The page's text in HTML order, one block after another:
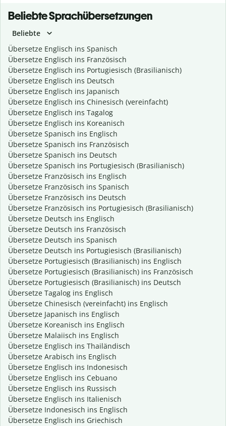
Beliebte Sprachübersetzungen
Beliebte
Übersetze Englisch ins Spanisch
Übersetze Englisch ins Französisch
Übersetze Englisch ins Portugiesisch (Brasilianisch)
Übersetze Englisch ins Deutsch
Übersetze Englisch ins Japanisch
Übersetze Englisch ins Chinesisch (vereinfacht)
Übersetze Englisch ins Tagalog
Übersetze Englisch ins Koreanisch
Übersetze Spanisch ins Englisch
Übersetze Spanisch ins Französisch
Übersetze Spanisch ins Deutsch
Übersetze Spanisch ins Portugiesisch (Brasilianisch)
Übersetze Französisch ins Englisch
Übersetze Französisch ins Spanisch
Übersetze Französisch ins Deutsch
Übersetze Französisch ins Portugiesisch (Brasilianisch)
Übersetze Deutsch ins Englisch
Übersetze Deutsch ins Französisch
Übersetze Deutsch ins Spanisch
Übersetze Deutsch ins Portugiesisch (Brasilianisch)
Übersetze Portugiesisch (Brasilianisch) ins Englisch
Übersetze Portugiesisch (Brasilianisch) ins Französisch
Übersetze Portugiesisch (Brasilianisch) ins Deutsch
Übersetze Tagalog ins Englisch
Übersetze Chinesisch (vereinfacht) ins Englisch
Übersetze Japanisch ins Englisch
Übersetze Koreanisch ins Englisch
Übersetze Malaiisch ins Englisch
Übersetze Englisch ins Thailändisch
Übersetze Arabisch ins Englisch
Übersetze Englisch ins Indonesisch
Übersetze Englisch ins Cebuano
Übersetze Englisch ins Russisch
Übersetze Englisch ins Italienisch
Übersetze Indonesisch ins Englisch
Übersetze Englisch ins Griechisch